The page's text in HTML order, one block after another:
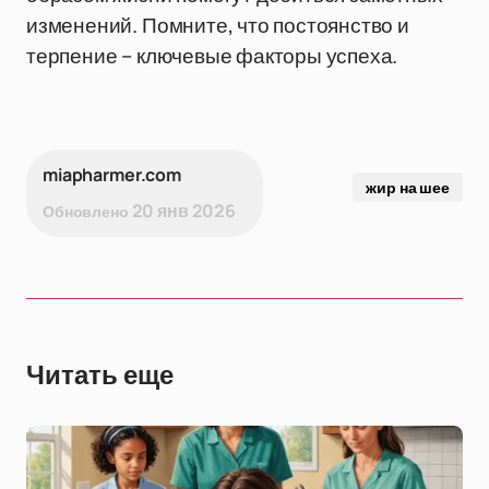
изменений. Помните, что постоянство и
терпение – ключевые факторы успеха.
miapharmer.com
Обновлено 20 янв 2026
жир на шее
Читать еще